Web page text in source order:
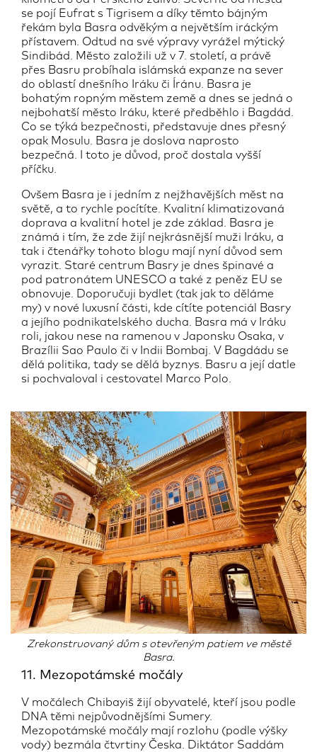
se pojí Eufrat s Tigrisem a díky těmto bájným
řekám byla Basra odvěkým a největším iráckým
přístavem. Odtud na své výpravy vyrážel mýtický
Sindibád. Město založili už v 7. století, a právě
přes Basru probíhala islámská expanze na sever
do oblastí dnešního Iráku či Íránu. Basra je
bohatým ropným městem země a dnes se jedná o
nejbohatší město Iráku, které předběhlo i Bagdád.
Co se týká bezpečnosti, představuje dnes přesný
opak Mosulu. Basra je doslova naprosto
bezpečná. I toto je důvod, proč dostala vyšší
příčku.
Ovšem Basra je i jedním z nejžhavějších měst na
světě, a to rychle pocítíte. Kvalitní klimatizovaná
doprava a kvalitní hotel je zde základ. Basra je
známá i tím, že zde žijí nejkrásnější muži Iráku, a
tak i čtenářky tohoto blogu mají nyní důvod sem
vyrazit. Staré centrum Basry je dnes špinavé a
pod patronátem UNESCO a také z peněz EU se
obnovuje. Doporučuji bydlet (tak jak to děláme
my) v nové luxusní části, kde cítíte potenciál Basry
a jejího podnikatelského ducha. Basra má v Iráku
roli, jakou nese na ramenou v Japonsku Osaka, v
Brazílii Sao Paulo či v Indii Bombaj. V Bagdádu se
dělá politika, tady se dělá byznys. Basru a její datle
si pochvaloval i cestovatel Marco Polo.
Zrekonstruovaný dům s otevřeným patiem ve městě
Basra.
11. Mezopotámské močály
V močálech Chibayiš žijí obyvatelé, kteří jsou podle
DNA těmi nejpůvodnějšími Sumery.
Mezopotámské močály mají rozlohu (podle výšky
vody) bezmála čtvrtiny Česka. Diktátor Saddám